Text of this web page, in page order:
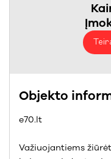
Objekto
e70.lt
Važiuojantiems